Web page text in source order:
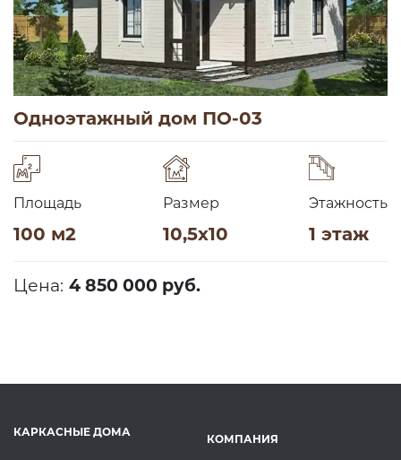
Одноэтажный дом ПО-03
Площадь
100 м2
Размер
10,5х10
Этажность
1 этаж
Цена: 4 850 000 руб.
КАРКАСНЫЕ ДОМА
КОМПАНИЯ